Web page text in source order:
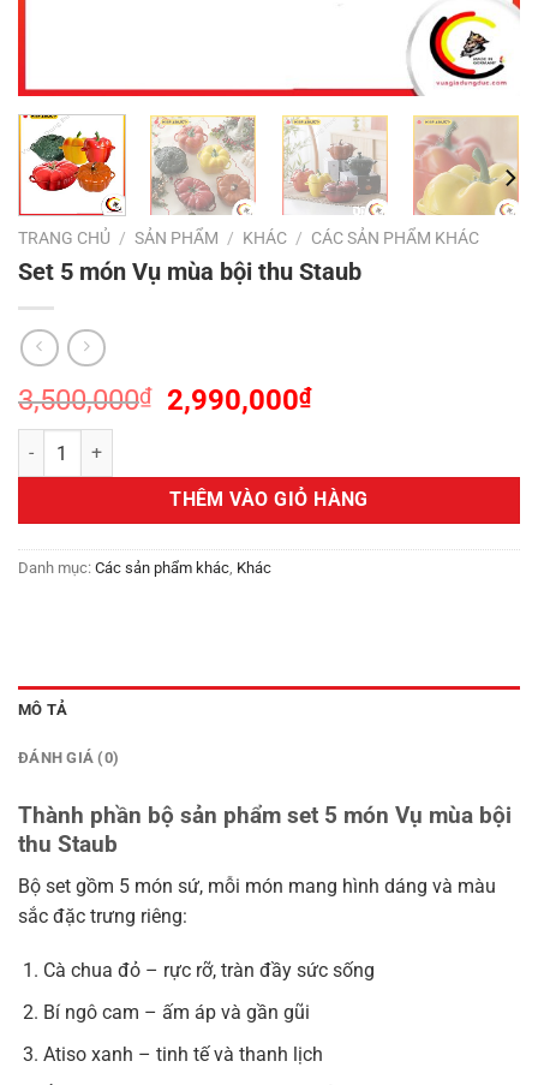
TRANG CHỦ / SẢN PHẨM / KHÁC / CÁC SẢN PHẨM KHÁC
Set 5 món Vụ mùa bội thu Staub
3,500,000₫
Giá
3,500,000₫.
2,990,000₫Giá
là:
2,990,000₫.
Set 5 món Vụ mùa bội thu Staub số lượng
THÊM VÀO GIỎ HÀNG
Danh mục: Các sản phẩm khác, Khác
MÔ TẢ
ĐÁNH GIÁ (0)
Thành phần bộ sản phẩm set 5 món Vụ mùa bội
thu Staub
Bộ set gồm 5 món sứ, mỗi món mang hình dáng và màu
sắc đặc trưng riêng:
Cà chua đỏ – rực rỡ, tràn đầy sức sống
Bí ngô cam – ấm áp và gần gũi
Atiso xanh – tinh tế và thanh lịch